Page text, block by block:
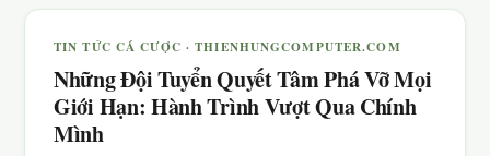
TIN TỨC CÁ CƯỢC · THIENHUNGCOMPUTER.COM
Những Đội Tuyển Quyết Tâm Phá Vỡ Mọi
Giới Hạn: Hành Trình Vượt Qua Chính
Mình